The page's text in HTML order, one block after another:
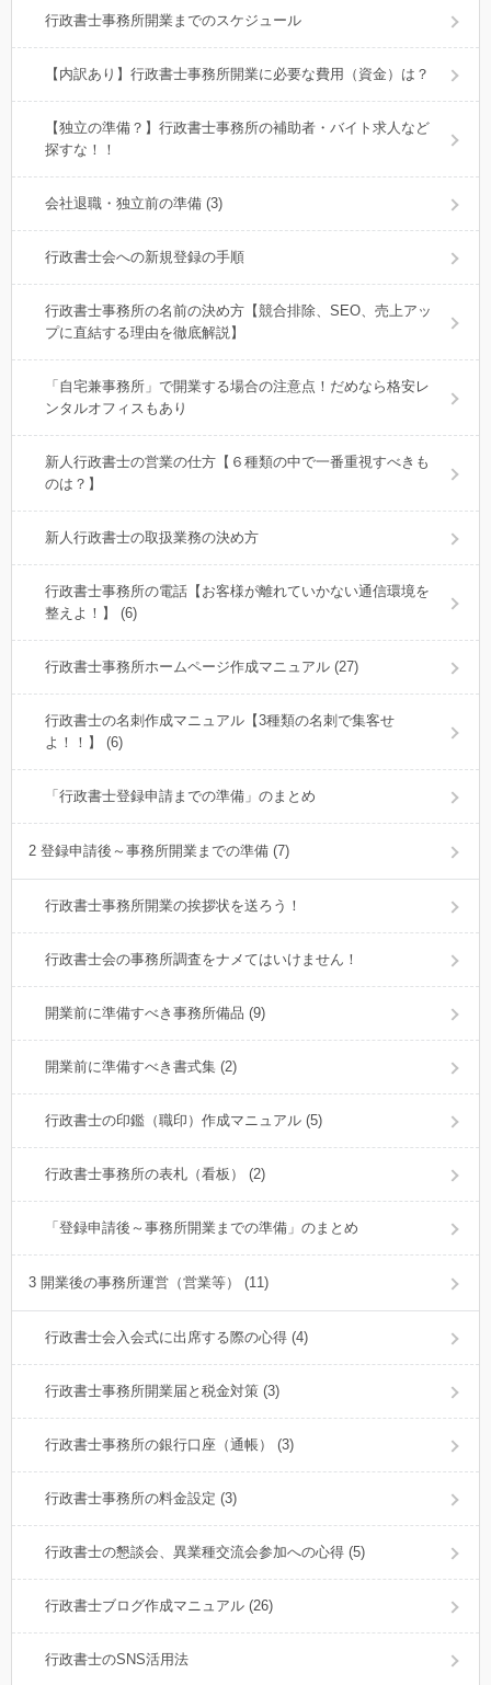
行政書士事務所開業までのスケジュール
【内訳あり】行政書士事務所開業に必要な費用（資金）は？
【独立の準備？】行政書士事務所の補助者・バイト求人など
探すな！！
会社退職・独立前の準備 (3)
行政書士会への新規登録の手順
行政書士事務所の名前の決め方【競合排除、SEO、売上アッ
プに直結する理由を徹底解説】
「自宅兼事務所」で開業する場合の注意点！だめなら格安レ
ンタルオフィスもあり
新人行政書士の営業の仕方【６種類の中で一番重視すべきも
のは？】
新人行政書士の取扱業務の決め方
行政書士事務所の電話【お客様が離れていかない通信環境を
整えよ！】 (6)
行政書士事務所ホームページ作成マニュアル (27)
行政書士の名刺作成マニュアル【3種類の名刺で集客せ
よ！！】 (6)
「行政書士登録申請までの準備」のまとめ
2 登録申請後～事務所開業までの準備 (7)
行政書士事務所開業の挨拶状を送ろう！
行政書士会の事務所調査をナメてはいけません！
開業前に準備すべき事務所備品 (9)
開業前に準備すべき書式集 (2)
行政書士の印鑑（職印）作成マニュアル (5)
行政書士事務所の表札（看板） (2)
「登録申請後～事務所開業までの準備」のまとめ
3 開業後の事務所運営（営業等） (11)
行政書士会入会式に出席する際の心得 (4)
行政書士事務所開業届と税金対策 (3)
行政書士事務所の銀行口座（通帳） (3)
行政書士事務所の料金設定 (3)
行政書士の懇談会、異業種交流会参加への心得 (5)
行政書士ブログ作成マニュアル (26)
行政書士のSNS活用法